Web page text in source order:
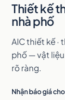
Thiết kế
nhà phố
AIC thiết kế ·
phố — vật
rõ ràng.
Nhận báo giá